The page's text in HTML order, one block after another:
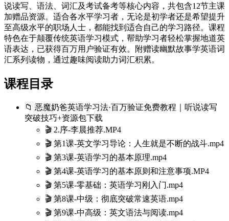
说读写、语法、词汇及考试备考等核心内容，共包含12节主课
加赠品资源。适合各水平学习者，无论是初学者还是希望提升
至高级水平的职场人士，都能找到适合自己的学习路径。课程
特色在于颠覆传统英语学习模式，帮助学习者轻松掌握地道英
语表达，已获得百万用户验证有效。附赠读幽默故事学英语词
汇系列读物，通过趣味阅读助力词汇积累。
课程目录
📁 恶魔奶爸英语学习法·百万验证免费教程｜听说读写
突破技巧+资源包下载
🎬 2.序-李晨推荐.MP4
🎬 第1课-英文学习导论：人生就是不断的战斗.mp4
🎬 第3课-英语学习的基本原理.mp4
🎬 第4课-英语学习的基本原则和注意事项.MP4
🎬 第5课-零基础：英语学习刚入门.mp4
🎬 第8课-中级：彻底突破常速英语.mp4
🎬 第9课-中高级：英文语法与阅读.mp4